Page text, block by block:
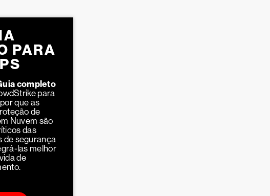
PARA
completo
para
que as
de
Nuvem são
das
de segurança
las melhor
de